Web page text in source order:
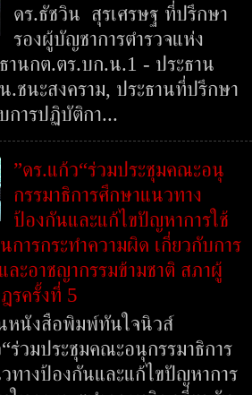
ดร.ธัชวิน สุรเศรษฐ ที่ปรึกษา
รองผู้บัญชาการตำรวจแห่ง
านกต.ตร.บก.น.1 - ประธาน
.ชนะสงคราม, ประธานที่ปรึกษา
การปฏิบัติกา...
”ดร.แก้ว“ร่วมประชุมคณะอนุ
กรรมาธิการศึกษาแนวทาง
ป้องกันและแก้ไขปัญหาการใช้
การกระทำความผิด เกี่ยวกับการ
ละอาชญากรรมข้ามชาติ สภาผู้
รครั้งที่ 5
หนังสือพิมพ์ทันใจนิวส์
ร่วมประชุมคณะอนุกรรมาธิการ
ทางป้องกันและแก้ไขปัญหาการ